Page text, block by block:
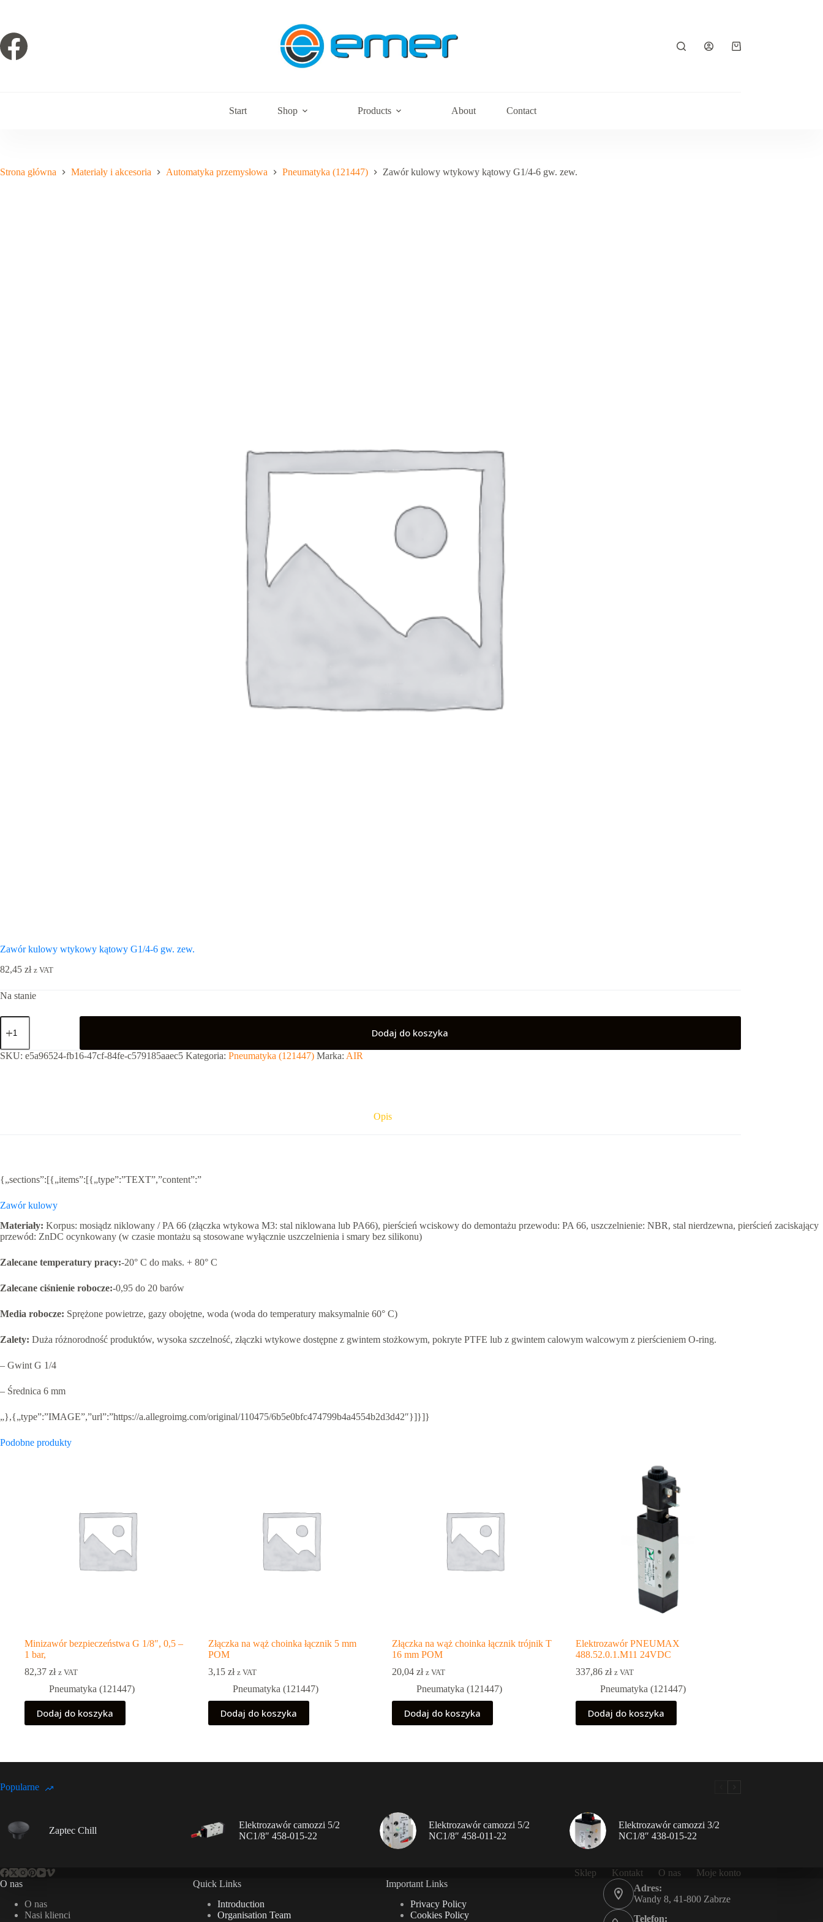
Koszyk
Start Shop Products About Contact
Strona główna Materiały i akcesoria Automatyka przemysłowa Pneumatyka (121447) Zawór kulowy wtykowy kątowy G1/4-6 gw. zew.
Zawór kulowy wtykowy kątowy G1/4-6 gw. zew.
82,45 zł z VAT
Na stanie
ilość
Zawór
wtykowy
kątowy
Dodaj do koszyka
SKU: e5a96524-fb16-47cf-84fe-c579185aaec5 Kategoria: Pneumatyka (121447) Marka: AIR
Opis
{„sections”:[{„items”:[{„type”:”TEXT”,”content”:”
Zawór kulowy
Materiały: Korpus: mosiądz niklowany / PA 66 (złączka wtykowa M3: stal niklowana lub PA66), pierścień wciskowy do demontażu przewodu: PA 66, uszczelnienie: NBR, stal nierdzewna, pierścień zaciskający
przewód: ZnDC ocynkowany (w czasie montażu są stosowane wyłącznie uszczelnienia i smary bez silikonu)
Zalecane temperatury pracy:-20° C do maks. + 80° C
Zalecane ciśnienie robocze:-0,95 do 20 barów
Media robocze: Sprężone powietrze, gazy obojętne, woda (woda do temperatury maksymalnie 60° C)
Zalety: Duża różnorodność produktów, wysoka szczelność, złączki wtykowe dostępne z gwintem stożkowym, pokryte PTFE lub z gwintem calowym walcowym z pierścieniem O-ring.
– Gwint G 1/4
– Średnica 6 mm
„},{„type”:”IMAGE”,”url”:”https://a.allegroimg.com/original/110475/6b5e0bfc474799b4a4554b2d3d42″}]}]}
Podobne produkty
Minizawór bezpieczeństwa G 1/8″, 0,5 –
1 bar,
82,37 zł z VAT
Pneumatyka (121447)
Dodaj do koszyka
Złączka na wąż choinka łącznik 5 mm
POM
3,15 zł z VAT
Pneumatyka (121447)
Dodaj do koszyka
Złączka na wąż choinka łącznik trójnik T
16 mm POM
20,04 zł z VAT
Pneumatyka (121447)
Dodaj do koszyka
Elektrozawór PNEUMAX
488.52.0.1.M11 24VDC
337,86 zł z VAT
Pneumatyka (121447)
Dodaj do koszyka
Popularne
Zaptec Chill
Elektrozawór camozzi 5/2
NC1/8″ 458-015-22
Elektrozawór camozzi 5/2
NC1/8″ 458-011-22
Elektrozawór camozzi 3/2
NC1/8″ 438-015-22
Sklep Kontakt O nas
Moje konto
O nas
O nas
Nasi klienci
Quick Links
Introduction
Organisation Team
Important Links
Privacy Policy
Cookies Policy
Adres:
Wandy 8, 41-800 Zabrze
Telefon: